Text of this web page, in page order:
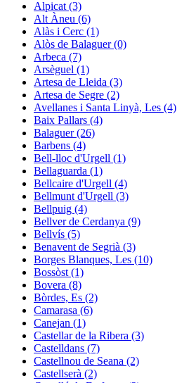
Alpicat (3)
Alt Àneu (6)
Alàs i Cerc (1)
Alòs de Balaguer (0)
Arbeca (7)
Arsèguel (1)
Artesa de Lleida (3)
Artesa de Segre (2)
Avellanes i Santa Linyà, Les (4)
Baix Pallars (4)
Balaguer (26)
Barbens (4)
Bell-lloc d'Urgell (1)
Bellaguarda (1)
Bellcaire d'Urgell (4)
Bellmunt d'Urgell (3)
Bellpuig (4)
Bellver de Cerdanya (9)
Bellvís (5)
Benavent de Segrià (3)
Borges Blanques, Les (10)
Bossòst (1)
Bovera (8)
Bòrdes, Es (2)
Camarasa (6)
Canejan (1)
Castellar de la Ribera (3)
Castelldans (7)
Castellnou de Seana (2)
Castellserà (2)